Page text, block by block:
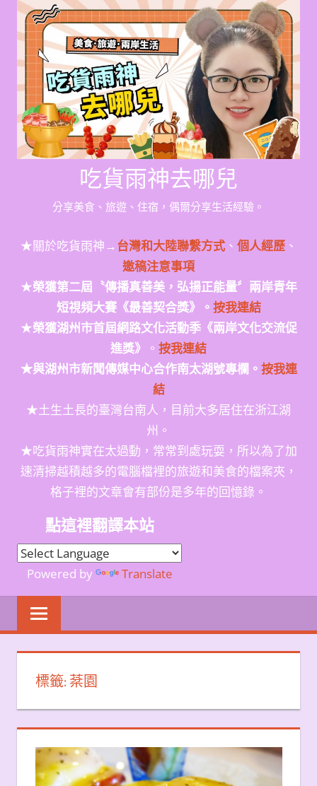
Skip
content
吃貨雨神去哪兒
分享美食、旅遊、住宿，偶爾分享生活經驗。
★關於吃貨雨神→台灣和大陸聯繫方式、 個人經歷、
邀稿注意事項
★榮獲第二屆〝傳播真善美，弘揚正能量〞兩岸青年
短視頻大賽《最善契合獎》。 按我連結
★榮獲湖州市首屆網路文化活動季《兩岸文化交流促
進獎》
。 按我連結
★與湖州市新聞傳媒中心合作南太湖號專欄。 按我連
結
★土生土長的臺灣台南人，目前大多居住在浙江湖
州。
★吃貨雨神實在太過動，常常到處玩耍，所以為了加
速清掃越積越多的電腦檔裡的旅遊和美食的檔案夾，
格子裡的文章會有部份是多年的回憶錄。
點這裡翻譯本站
Powered by Translate
標籤:棻園